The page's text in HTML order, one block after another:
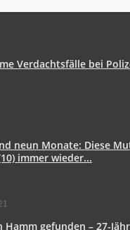
Verdachtsfälle bei
neun Monate: Diese
immer wieder...
Hamm gefunden – 27-